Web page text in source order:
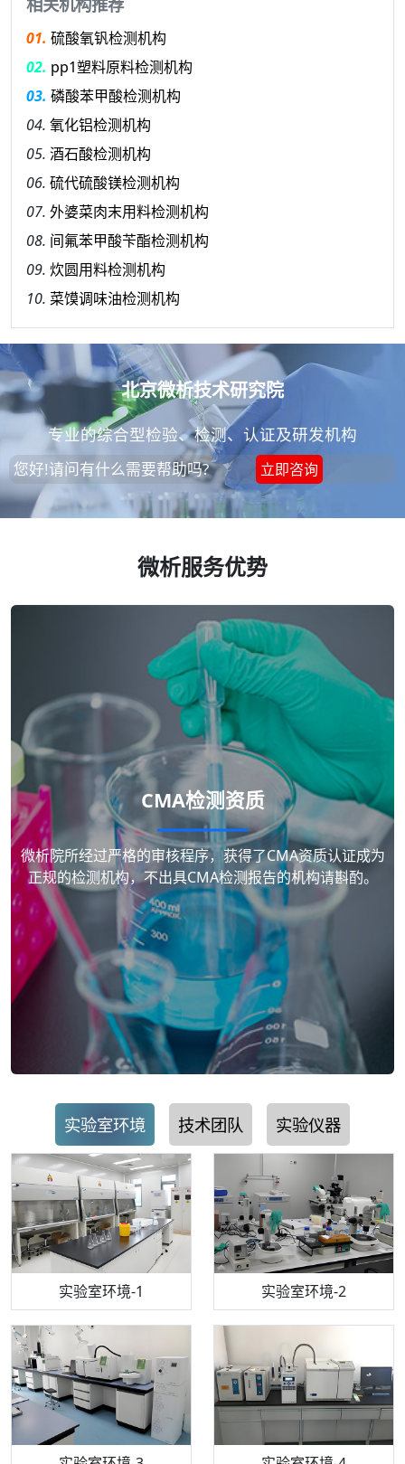
01. 硫酸氧钒检测机构
02. pp1塑料原料检测机构
03. 磷酸苯甲酸检测机构
04. 氧化铝检测机构
05. 酒石酸检测机构
06. 硫代硫酸镁检测机构
07. 外婆菜肉末用料检测机构
08. 间氟苯甲酸苄酯检测机构
09. 炊圆用料检测机构
10. 菜馍调味油检测机构
北京微析技术研究院
专业的综合型检验、检测、认证及研发机构
您好!请问有什么需要帮助吗? 立即咨询
微析服务优势
CMA检测资质
微析院所经过严格的审核程序，获得了CMA资质认证成为
正规的检测机构，不出具CMA检测报告的机构请斟酌。
实验室环境 技术团队 实验仪器
实验室环境-1 实验室环境-2
机构质检技术员-1 机构质检技术员-2
步入式恒温恒湿试验箱 电感耦合等离子体光谱仪